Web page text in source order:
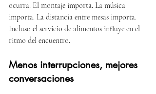
ocurra. El montaje importa. La música
importa. La distancia entre mesas importa.
Incluso el servicio de alimentos influye en el
ritmo del encuentro.
Menos interrupciones, mejores
conversaciones